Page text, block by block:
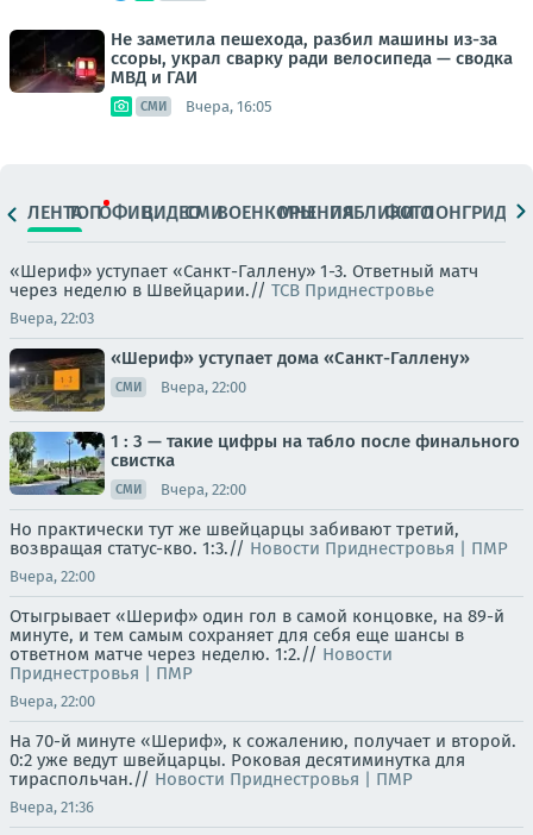
Не заметила пешехода, разбил машины из-за
ссоры, украл сварку ради велосипеда — сводка
МВД и ГАИ
СМИ Вчера, 16:05
ЛЕНТАТОПОФИЦ.ВИДЕОСМИВОЕНКОРЫМНЕНИЯПАБЛИКИ
ФОТОЛОНГРИДЫ
«Шериф» уступает «Санкт-Галлену» 1-3. Ответный матч
через неделю в Швейцарии.// ТСВ Приднестровье
Вчера, 22:03
«Шериф» уступает дома «Санкт-Галлену»
СМИ Вчера, 22:00
1 : 3 — такие цифры на табло после финального
свистка
СМИ Вчера, 22:00
Но практически тут же швейцарцы забивают третий,
возвращая статус-кво. 1:3.// Новости Приднестровья | ПМР
Вчера, 22:00
Отыгрывает «Шериф» один гол в самой концовке, на 89-й
минуте, и тем самым сохраняет для себя еще шансы в
ответном матче через неделю. 1:2.// Новости
Приднестровья | ПМР
Вчера, 22:00
На 70-й минуте «Шериф», к сожалению, получает и второй.
0:2 уже ведут швейцарцы. Роковая десятиминутка для
тираспольчан.// Новости Приднестровья | ПМР
Вчера, 21:36